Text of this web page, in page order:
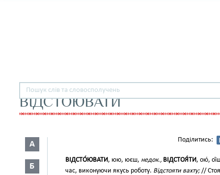
ВІДСТОЮВАТИ
А
Б
Поділитись:
ВІДСТО́ЮВАТИ, юю, юєш, недок., ВІДСТОЯ́ТИ, ою́,
час, виконуючи якусь роботу. Відстояти вахту; //